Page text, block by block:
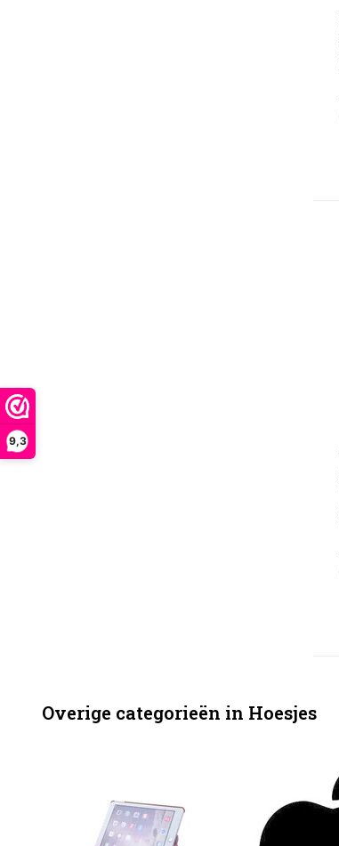
9,3
Overige categorieën in Hoesjes